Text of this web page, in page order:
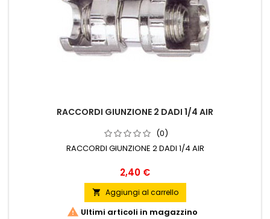
RACCORDI GIUNZIONE 2 DADI 1/4 AIR
(0)
RACCORDI GIUNZIONE 2 DADI 1/4 AIR
Prezzo
2,40 €
 Aggiungi al carrello
 Ultimi articoli in magazzino